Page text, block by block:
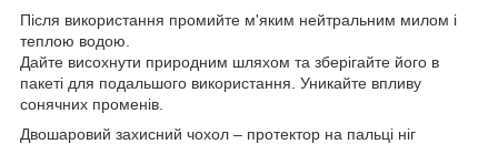
Після використання промийте м'яким нейтральним милом і
теплою водою.
Дайте висохнути природним шляхом та зберігайте його в
пакеті для подальшого використання. Уникайте впливу
сонячних променів.
Двошаровий захисний чохол – протектор на пальці ніг